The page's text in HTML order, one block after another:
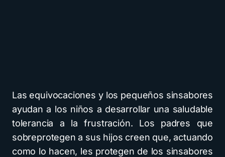
Las equivocaciones y los pequeños sinsabores
ayudan a los niños a desarrollar una saludable
tolerancia a la frustración. Los padres que
sobreprotegen a sus hijos creen que, actuando
como lo hacen, les protegen de los sinsabores